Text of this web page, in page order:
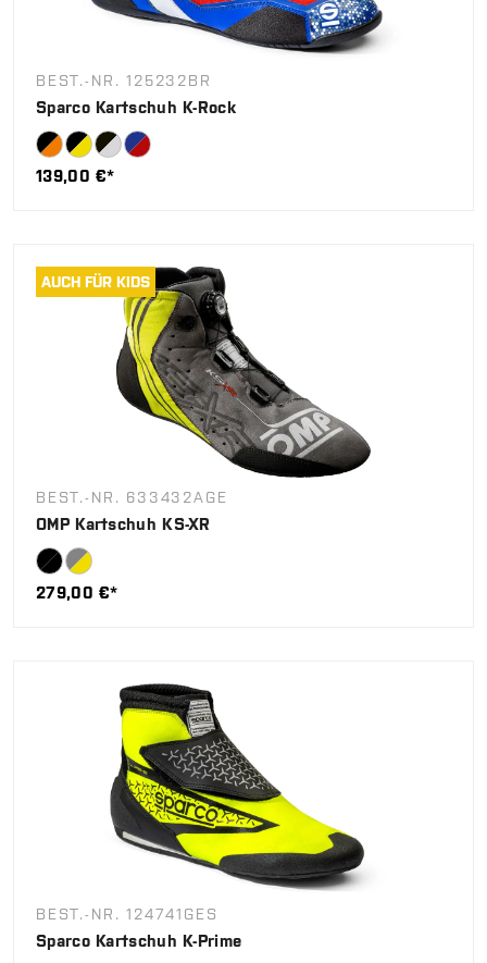
BEST.-NR. 125232BR
Sparco Kartschuh K-Rock
139,00 €*
AUCH FÜR KIDS
BEST.-NR. 633432AGE
OMP Kartschuh KS-XR
279,00 €*
BEST.-NR. 124741GES
Sparco Kartschuh K-Prime